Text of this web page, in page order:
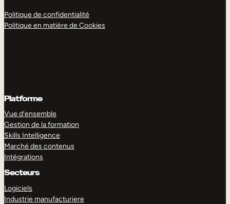
Politique de confidentialité
Politique en matière de Cookies
Platforme
Vue d’ensemble
Gestion de la formation
Skills Intelligence
Marché des contenus
Intégrations
Secteurs
Logiciels
Industrie manufacturiere